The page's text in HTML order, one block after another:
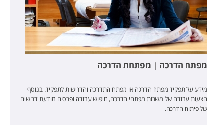
מפתח הדרכה | מפתחת הדרכה
מידע על תפקיד מפתח הדרכה או מפתח התדרכה והדרישות לתפקיד. בנוסף
הצעות עבודה של משרות מפתחי הדרכה, חיפוש עבודה ופרסום מודעת דרושים
של פיתוח הדרכה.